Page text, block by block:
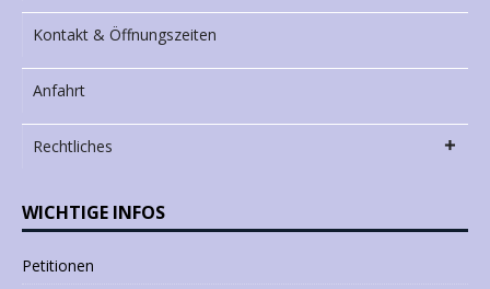
Kontakt & Öffnungszeiten
Anfahrt
Rechtliches
WICHTIGE INFOS
Petitionen